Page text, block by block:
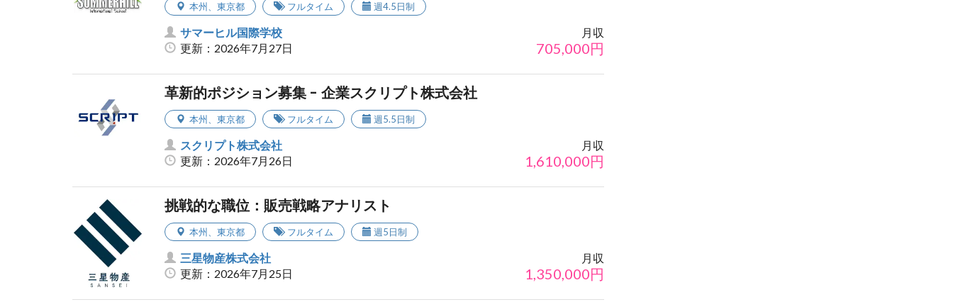
本州、 東京都 フルタイム 週4.5日制
サマーヒル国際学校
更新：2026年7月27日
月収
705,000円
革新的ポジション募集 - 企業スクリプト株式会社
本州、 東京都 フルタイム 週5.5日制
スクリプト株式会社
更新：2026年7月26日
月収
1,610,000円
挑戦的な職位：販売戦略アナリスト
本州、 東京都 フルタイム 週5日制
三星物産株式会社
更新：2026年7月25日
月収
1,350,000円